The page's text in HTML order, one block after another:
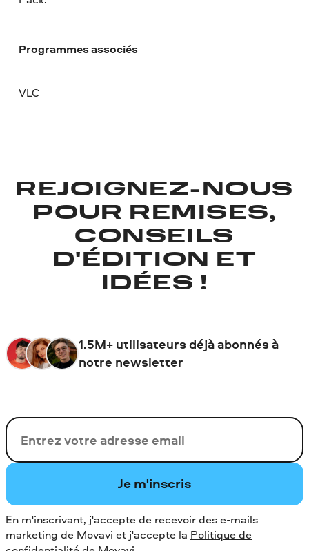
Programmes associés
VLC
REJOIGNEZ-NOUS
POUR REMISES,
CONSEILS
D'ÉDITION ET
IDÉES !
1.5M+ utilisateurs déjà abonnés à
notre newsletter
Votre adresse de messagerie
Je m'inscris
En m'inscrivant, j'accepte de recevoir des e-mails
marketing de Movavi et j'accepte la Politique de